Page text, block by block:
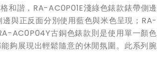
和諧，RA-AC0P01E淺綠色錶款錶帶側邊
與正反面分別使用藍色與米色呈現；RA-
AC0P04Y古銅色錶款則是使用單一顏色
夠展現出輕鬆隨意的休閒氛圍。此系列腕